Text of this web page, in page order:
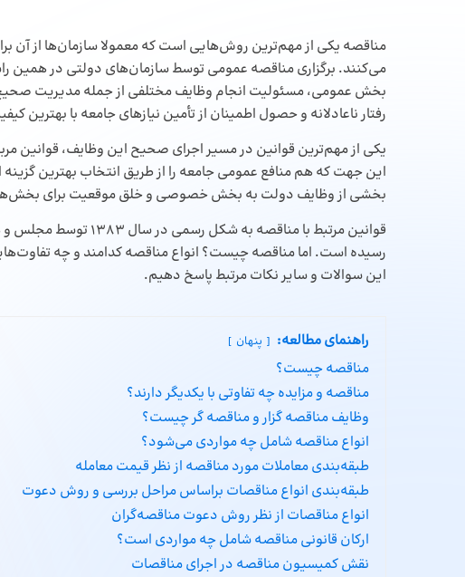
مناقصه یکی از مهم‌ترین روش‌هایی است که معمولا سازمان‌ها از آن
می‌کنند. برگزاری مناقصه عمومی توسط سازمان‌های دولتی در همین
بخش عمومی، مسئولیت‌ انجام وظایف مختلفی از جمله مدیریت صحیح
رفتار نا‌‌عادلانه و حصول اطمینان از تأمین نیازهای جامعه با بهترین
یکی از مهم‌ترین قوانین در مسیر اجرای صحیح این وظایف، قوانین
این جهت که هم منافع عمومی جامعه را از طریق انتخاب بهترین
بخشی از وظایف دولت به بخش خصوصی و خلق موقعیت برای بخش‌های
رسیده است. اما مناقصه چیست؟ انواع مناقصه کدامند و چه تفاوت‌هایی
این سوالات و سایر نکات مرتبط پاسخ دهیم.
راهنمای مطالعه: پنهان
مناقصه چیست؟
مناقصه و مزایده چه تفاوتی با یکدیگر دارند؟
وظایف مناقصه‌ گزار و مناقصه‌ گر چیست؟
انواع مناقصه شامل چه مواردی می‌شود؟
طبقه‌بندی معاملات مورد مناقصه از نظر قیمت معامله
طبقه‌بندی انواع مناقصات براساس مراحل بررسی و روش دعوت
انواع مناقصات از نظر روش دعوت مناقصه‌گران
ارکان قانونی مناقصه شامل چه مواردی است؟
نقش کمیسیون مناقصه در اجرای مناقصات